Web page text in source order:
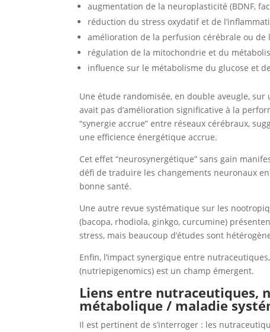
augmentation de la neuroplasticité (BDNF,
réduction du stress oxydatif et de
amélioration de la perfusion cérébrale ou de
régulation de la mitochondrie et du
influence sur le métabolisme du glucose et
Une étude randomisée, en double aveugle,
avait pas d’amélioration significative à la
“synergie accrue” entre réseaux cérébraux,
une efficience énergétique accrue.
Cet effet “neurosynergétique” sans gain
défi de traduire les changements neuronaux
bonne santé.
Une autre revue systématique sur les
(bacopa, rhodiola, ginkgo, curcumine)
stress, mais beaucoup d’études sont
Enfin, l’impact synergique entre
(nutriepigenomics) est un champ émergent.
Liens entre nutraceutiques,
métabolique / maladie
Il est pertinent de s’interroger : les